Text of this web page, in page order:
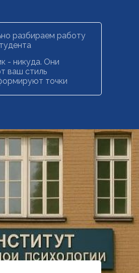
разбираем работу
- никуда. Они
ваш стиль
точки